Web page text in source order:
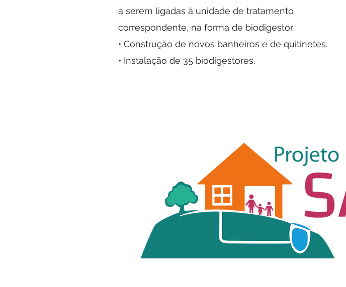
a serem ligadas à unidade de tratamento
correspondente, na forma de biodigestor.
• Construção de novos banheiros e de quitinetes.
• Instalação de 35 biodigestores.